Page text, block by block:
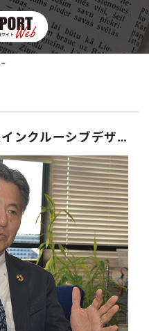
【異業種特集】株式会社インクルーシブデザインソリューションズ 井坂友彌 社長